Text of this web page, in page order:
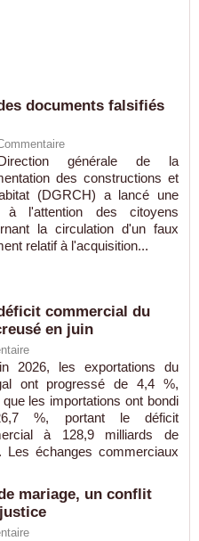
documents falsifiés
générale de la
des constructions et
(DGRCH) a lancé une
à l'attention des citoyens
la circulation d'un faux
relatif à l'acquisition...
commercial du
en juin
2026, les exportations du
ont progressé de 4,4 %,
que les importations ont bondi
%, portant le déficit
à 128,9 milliards de
Les échanges commerciaux
mariage, un conflit